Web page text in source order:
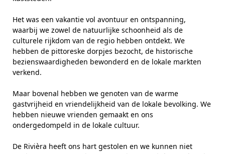
Het was een vakantie vol avontuur en ontspanning,
waarbij we zowel de natuurlijke schoonheid als de
culturele rijkdom van de regio hebben ontdekt. We
hebben de pittoreske dorpjes bezocht, de historische
bezienswaardigheden bewonderd en de lokale markten
verkend.
Maar bovenal hebben we genoten van de warme
gastvrijheid en vriendelijkheid van de lokale bevolking. We
hebben nieuwe vrienden gemaakt en ons
ondergedompeld in de lokale cultuur.
De Rivièra heeft ons hart gestolen en we kunnen niet